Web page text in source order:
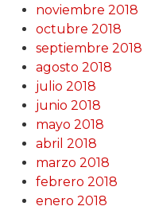
noviembre 2018
octubre 2018
septiembre 2018
agosto 2018
julio 2018
junio 2018
mayo 2018
abril 2018
marzo 2018
febrero 2018
enero 2018